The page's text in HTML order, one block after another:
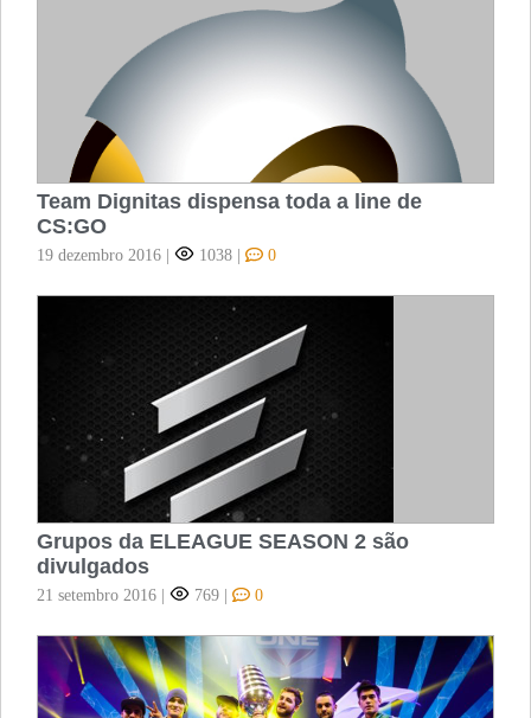
Team Dignitas dispensa toda a line de
CS:GO
19 dezembro 2016 | 1038 | 0
Grupos da ELEAGUE SEASON 2 são
divulgados
21 setembro 2016 | 769 | 0